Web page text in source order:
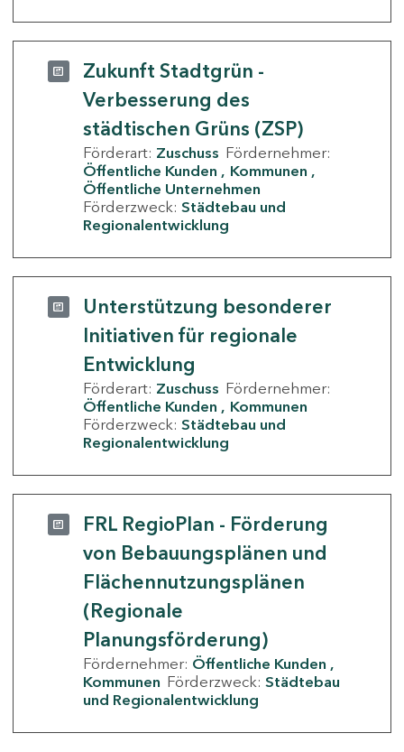
Zukunft Stadtgrün -
Verbesserung des
städtischen Grüns (ZSP)
Förderart: Zuschuss Fördernehmer:
Öffentliche Kunden
Kommunen
Öffentliche Unternehmen
Förderzweck: Städtebau und
Regionalentwicklung
Unterstützung besonderer
Initiativen für regionale
Entwicklung
Förderart: Zuschuss Fördernehmer:
Öffentliche Kunden
Kommunen
Förderzweck: Städtebau und
Regionalentwicklung
FRL RegioPlan - Förderung
von Bebauungsplänen und
Flächennutzungsplänen
(Regionale
Planungsförderung)
Fördernehmer: Öffentliche Kunden
Kommunen Förderzweck: Städtebau
und Regionalentwicklung